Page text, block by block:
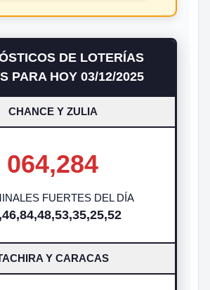
DE LOTERÍAS
PARA HOY 03/12/2025
CHANCE Y ZULIA
064,284
FUERTES DEL DÍA
Y CARACAS